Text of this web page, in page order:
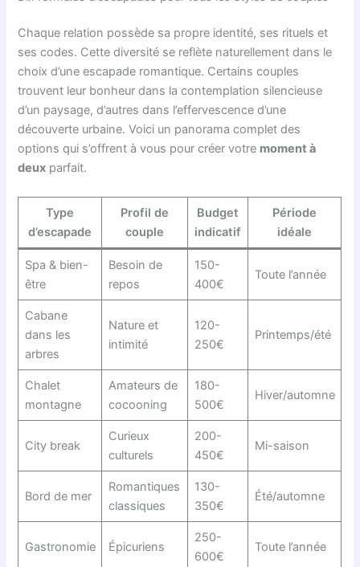
Chaque relation possède sa propre identité, ses rituels et
ses codes. Cette diversité se reflète naturellement dans le
choix d’une escapade romantique. Certains couples
trouvent leur bonheur dans la contemplation silencieuse
d’un paysage, d’autres dans l’effervescence d’une
découverte urbaine. Voici un panorama complet des
options qui s’offrent à vous pour créer votre moment à
deux parfait.
Type
d’escapade
Profil de
couple
Budget
indicatif
Période
idéale
Spa & bien-
être
Besoin de
repos
150-
400€
Toute l’année
Cabane
dans les
arbres
Nature et
intimité
120-
250€
Printemps/été
Chalet
montagne
Amateurs de
cocooning
180-
500€
Hiver/automne
City break
Curieux
culturels
200-
450€
Mi-saison
Bord de mer
Romantiques
classiques
130-
350€
Été/automne
Gastronomie Épicuriens
250-
600€
Toute l’année